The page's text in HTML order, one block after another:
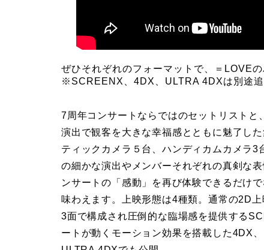
ぜひそれぞれのフォーマットで、＝LOVE
※SCREENX、4DX、ULTRA 4DXは別途追
7周年コンサートならではのセットリスト
演出で観客を大きな幸福感とともに魅了し
ティックカメラ５台、ハンディカムカメラ3
の細かな演出やメンバーそれぞれの真剣な
ンサートの「感動」を再び体験できるだけ
味わえます。上映形態は4種類。通常の2D
3⾯で構成され圧倒的な臨場感を提供する
ートが動くモーション効果を搭載した4DX